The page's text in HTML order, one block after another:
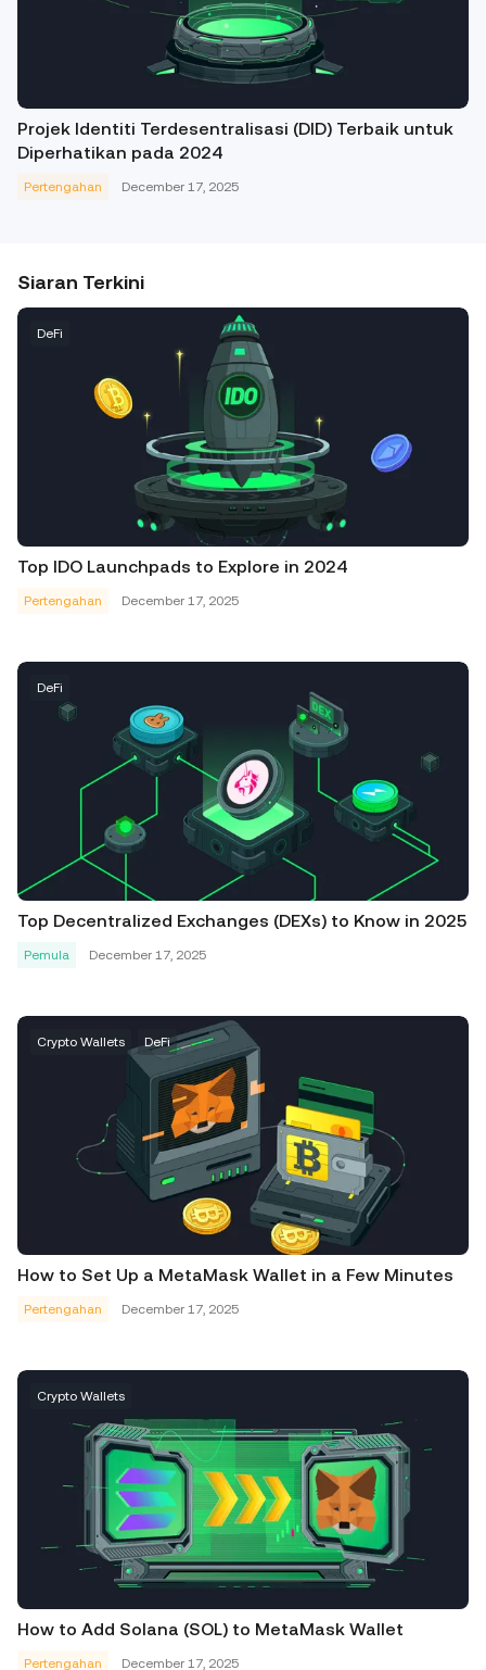
Projek Identiti Terdesentralisasi (DID) Terbaik untuk
Diperhatikan pada 2024
Pertengahan December 17, 2025
Siaran Terkini
DeFi
Top IDO Launchpads to Explore in 2024
Pertengahan December 17, 2025
DeFi
Top Decentralized Exchanges (DEXs) to Know in 2025
Pemula December 17, 2025
Crypto Wallets DeFi
How to Set Up a MetaMask Wallet in a Few Minutes
Pertengahan December 17, 2025
Crypto Wallets
How to Add Solana (SOL) to MetaMask Wallet
Pertengahan December 17, 2025